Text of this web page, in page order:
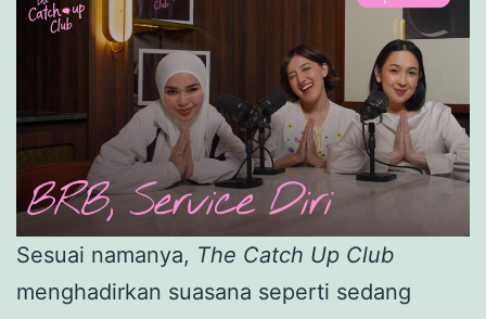
Sesuai namanya, The Catch Up Club
menghadirkan suasana seperti sedang